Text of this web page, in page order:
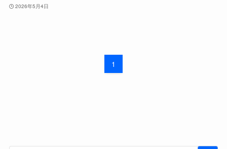
2026年5月4日
1